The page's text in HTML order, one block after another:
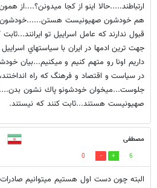
ارتباطند.....حالا اينو از كجا ميدونن؟....از
هم خودشون صهيونيست هستن......خودشون
قبول ندارند كه عامل اسراييل تو
جهت ترين ادمها در ايران با سياستهاي
داريم اونا رو متهم كنيم و ميكنيم...بيان
در سياست و اقتصاد و فرهنگ كه راه
جلوست...ميخوان خودشونو پاك نشون
صهيونيست هستند...ثابت كنند كه نيستند.
مصطفی
6
0
البته چون دست اول هستیم میتوانیم